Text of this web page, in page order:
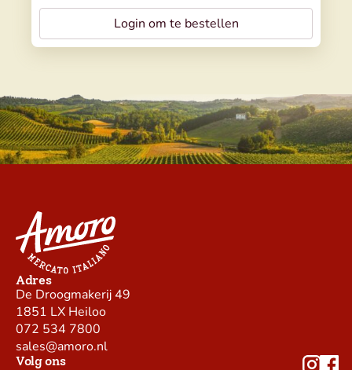
Login om te bestellen
Adres
De Droogmakerij 49
1851 LX Heiloo
072 534 7800
sales@amoro.nl
Volg ons